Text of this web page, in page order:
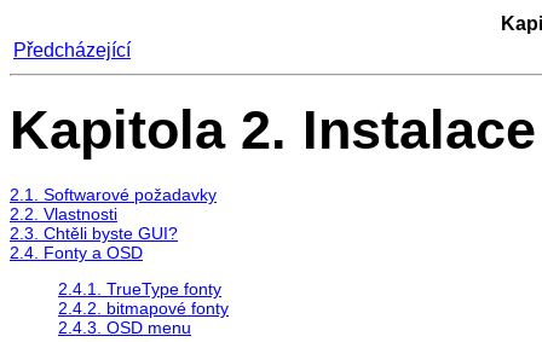
Předcházející
Kapitola 2. Instalace
2.1. Softwarové požadavky
2.2. Vlastnosti
2.3. Chtěli byste GUI?
2.4. Fonty a OSD
2.4.1. TrueType fonty
2.4.2. bitmapové fonty
2.4.3. OSD menu